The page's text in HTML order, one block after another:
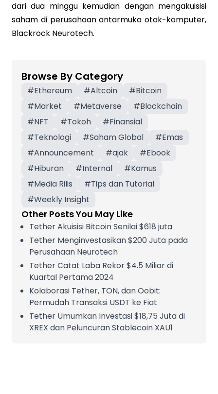
dari dua minggu kemudian dengan mengakuisisi
saham di perusahaan antarmuka otak-komputer,
Blackrock Neurotech.
Browse By Category
#Ethereum #Altcoin #Bitcoin
#Market #Metaverse #Blockchain
#NFT #Tokoh #Finansial
#Teknologi #Saham Global #Emas
#Announcement #ajak #Ebook
#Hiburan #Internal #Kamus
#Media Rilis #Tips dan Tutorial
#Weekly Insight
Other Posts You May Like
Tether Akuisisi Bitcoin Senilai $618 juta
Tether Menginvestasikan $200 Juta pada
Perusahaan Neurotech
Tether Catat Laba Rekor $4.5 Miliar di
Kuartal Pertama 2024
Kolaborasi Tether, TON, dan Oobit:
Permudah Transaksi USDT ke Fiat
Tether Umumkan Investasi $18,75 Juta di
XREX dan Peluncuran Stablecoin XAU1